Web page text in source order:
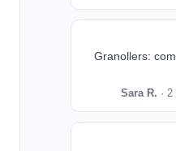
Granollers:
Sara R. ·